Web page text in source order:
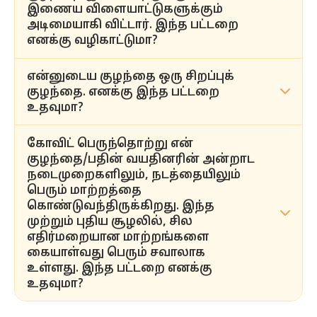
கண்டுபிடிக்க உதவும். அதிலிருந்து உங்கள்
கேள்விக்கு பதில் கிடைக்கலாம்.
இணைய விளையாட்டுகளுக்கும்
அடிமையாகி விட்டார். இந்த பட்டறை
எனக்கு வழிகாட்டுமா?
குழந்தைகள்/பதின்வயதினர் இடையே
ஏதாவதொரு பழக்கத்திற்கு அடிமையாவது
(அடிக்‌ஷன்) என்பது உணர்ச்சி நிலையில் ஒரு
ஆழமான பிரச்சினையின் வெளிப்பாடு.
இதற்கான பொதுவான காரணங்களை
புரிந்துகொள்ள இப்பட்டறை உங்களுக்கு
உதவும். இதற்கு நிரந்தர தீர்வாக, எங்களுடைய
குழந்தைகள் மற்றும் பதின் பருவத்தினருக்கான
பயிற்சிகளை நாங்கள் பரிந்துரைக்கிறோம்.
என்னுடைய குழந்தை ஒரு சிறப்புக்
குழந்தை. எனக்கு இந்த பட்டறை
உதவுமா?
சிறப்புக் குழந்தைகளின் பெற்றோருக்கு மிகுந்த
பொறுமையும், பரிவும், நேர்மறை
எண்ணங்களும், ஊக்கமும் தேவை. உங்கள்
குழந்தையின் அன்றாட நடைமுறைக்கான நல்ல
பழக்கங்களை தெரிந்து கொள்ள இப்பட்டறை
நிச்சயமாக உதவும். மேலும், பெற்றோர்களும்,
தங்கள் நாட்களை நல்ல முறையில் கையாளவும்,
மன அழுத்தத்திலிருந்து விடுபடுவதற்கான சில
நுட்பங்களை கற்கவும், பயிற்சி செய்யவும்
நாங்கள் பரிந்துரைக்கிறோம்.
கோவிட் பெருந்தொற்று என்
குழந்தை/பதின் வயதினரின் அன்றாட
நடைமுறைகளிலும், நடத்தையிலும்
பெரும் மாற்றத்தை
கொண்டுவந்திருக்கிறது. இந்த
முற்றும் புதிய சூழலில், சில
எதிர்மறையான மாற்றங்களை
கையாள்வது பெரும் சவாலாக
உள்ளது. இந்த பட்டறை எனக்கு
உதவுமா?